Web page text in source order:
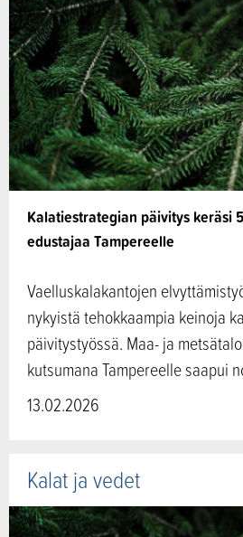
Kalatiestrategian päivitys keräsi
edustajaa Tampereelle
Vaelluskalakantojen
nykyistä tehokkaampia keinoja
päivitystyössä. Maa- ja
kutsumana Tampereelle saapui
13.02.2026
Kalat ja vedet